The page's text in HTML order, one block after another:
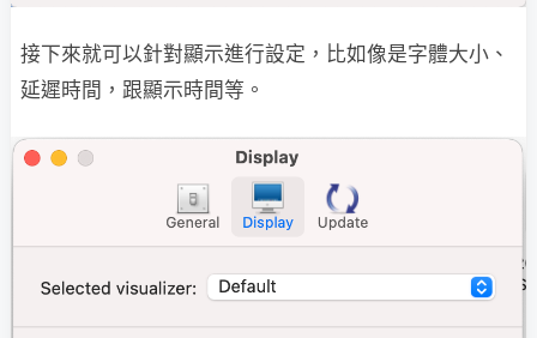
接下來就可以針對顯示進行設定，比如像是字體大小、
延遲時間，跟顯示時間等。